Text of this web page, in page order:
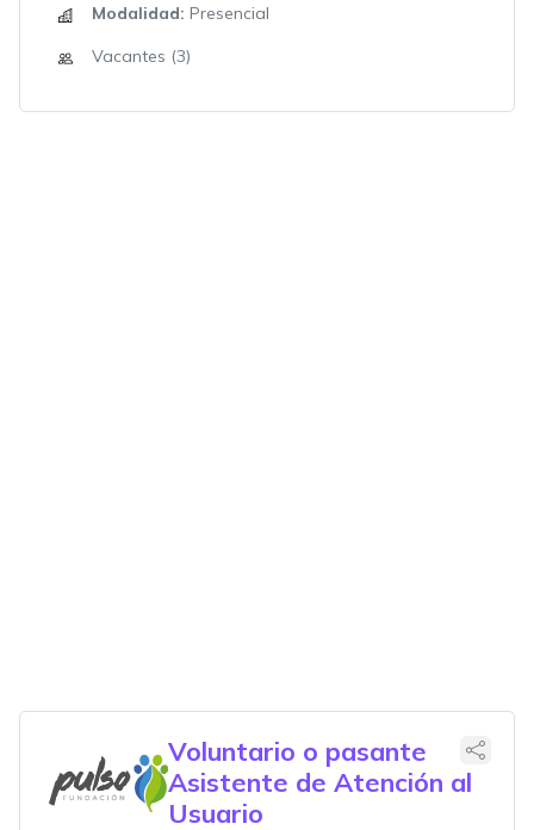
Modalidad: Presencial
Vacantes (3)
Voluntario o pasante
Asistente de Atención al
Usuario